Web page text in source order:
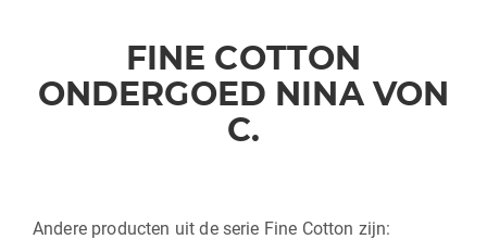
FINE COTTON
ONDERGOED NINA VON
C.
Andere producten uit de serie Fine Cotton zijn: